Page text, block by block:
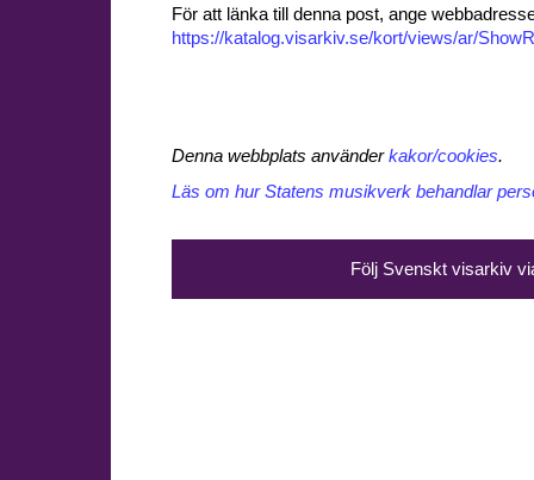
För att länka till denna post, ange
https://katalog.visarkiv.se/kort/views/ar/
Denna webbplats använderkakor/cookies.
Läs om hur Statens musikverk behandlar
Följ Svenskt visarkiv